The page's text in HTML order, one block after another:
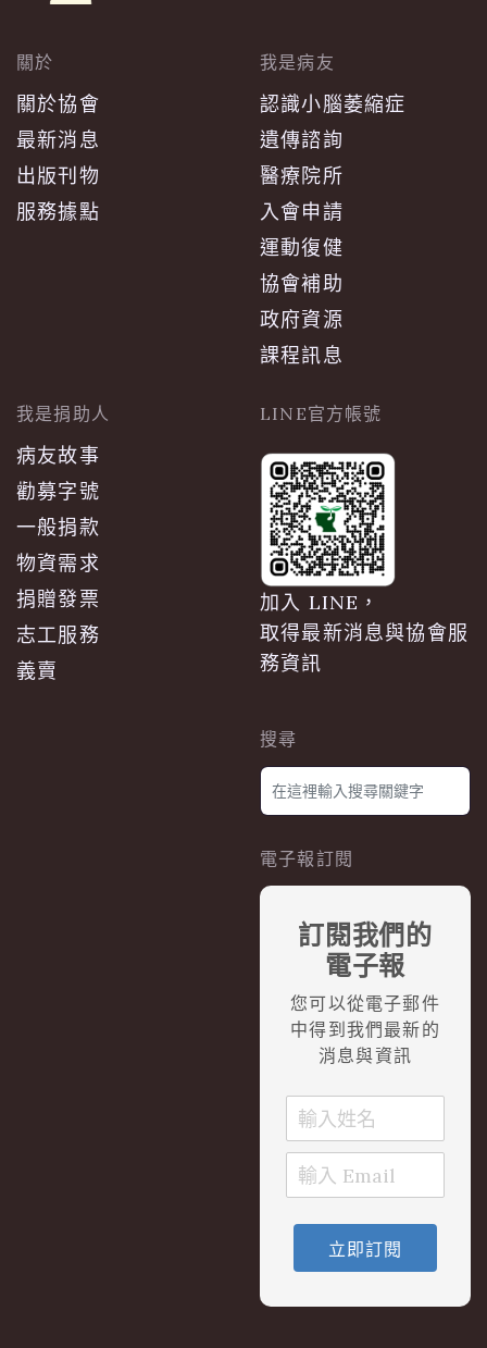
關於
關於協會
最新消息
出版刊物
服務據點
我是病友
認識小腦萎縮症
遺傳諮詢
醫療院所
入會申請
運動復健
協會補助
政府資源
課程訊息
我是捐助人
病友故事
勸募字號
一般捐款
物資需求
捐贈發票
志工服務
義賣
LINE官方帳號
加入 LINE，
取得最新消息與協會服
務資訊
搜尋
電子報訂閱
訂閱我們的
電子報
您可以從電子郵件
中得到我們最新的
消息與資訊
立即訂閱